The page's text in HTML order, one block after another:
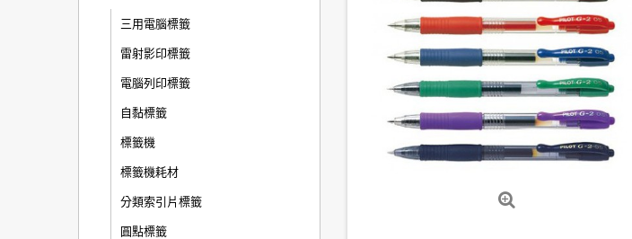
三用電腦標籤
雷射影印標籤
電腦列印標籤
自黏標籤
標籤機
標籤機耗材
分類索引片標籤
圓點標籤